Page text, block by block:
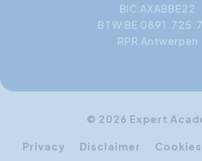
BIC AXABBE22
BTW BE
RPR Antwerpen
© 2026 Expert
Privacy Disclaimer Cookies